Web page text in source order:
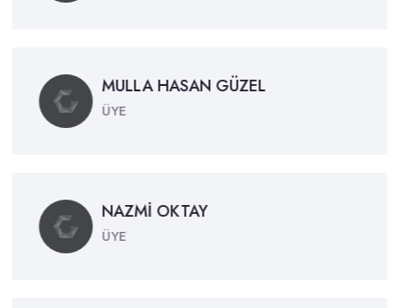
MULLA HASAN GÜZEL
ÜYE
NAZMİ OKTAY
ÜYE